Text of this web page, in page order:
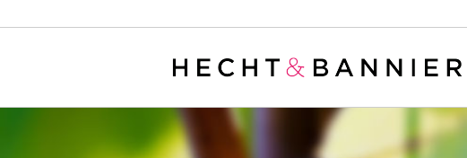
/home/